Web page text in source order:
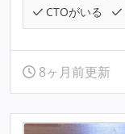
CTOがいる
8ヶ月前更新